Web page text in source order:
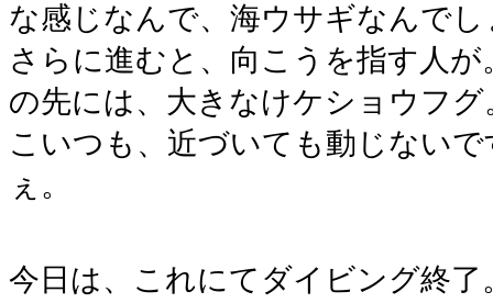
な感じなんで、海ウサギなんで
さらに進むと、向こうを指す人
の先には、大きなけケショウフグ
こいつも、近づいても動じない
ぇ。
今日は、これにてダイビング終